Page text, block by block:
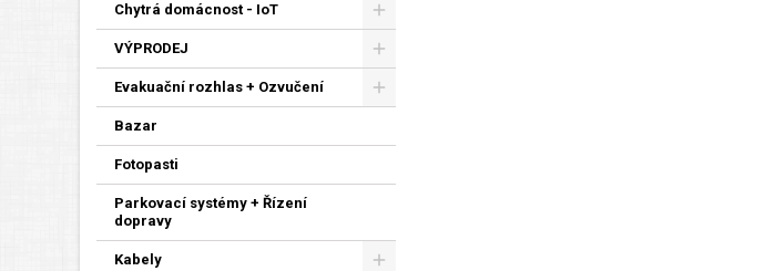
Chytrá domácnost - IoT
VÝPRODEJ
Evakuační rozhlas + Ozvučení
Bazar
Fotopasti
Parkovací systémy + Řízení
dopravy
Kabely